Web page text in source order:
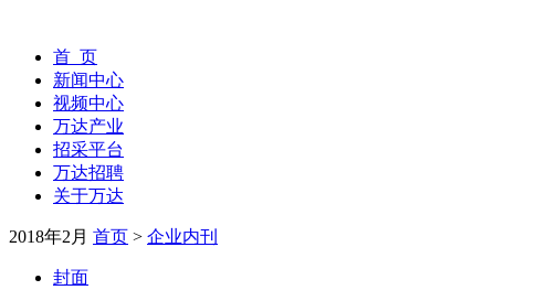
首 页
新闻中心
视频中心
万达产业
招采平台
万达招聘
关于万达
2018年2月 首页 > 企业内刊
封面